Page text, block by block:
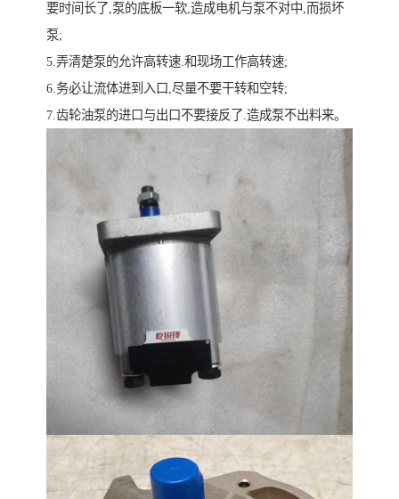
要时间长了,泵的底板一软,造成电机与泵不对中,而损坏
泵;
5.弄清楚泵的允许高转速.和现场工作高转速;
6.务必让流体进到入口,尽量不要干转和空转;
7.齿轮油泵的进口与出口不要接反了.造成泵不出料来。